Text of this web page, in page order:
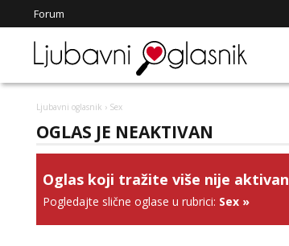
Forum
Ljubavni oglasnik › Sex
OGLAS JE NEAKTIVAN
Oglas koji tražite više nije aktivan
Pogledajte slične oglase u rubrici: Sex »